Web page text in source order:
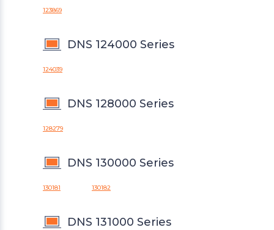
123869
DNS 124000 Series
124039
DNS 128000 Series
128279
DNS 130000 Series
130181 130182
DNS 131000 Series